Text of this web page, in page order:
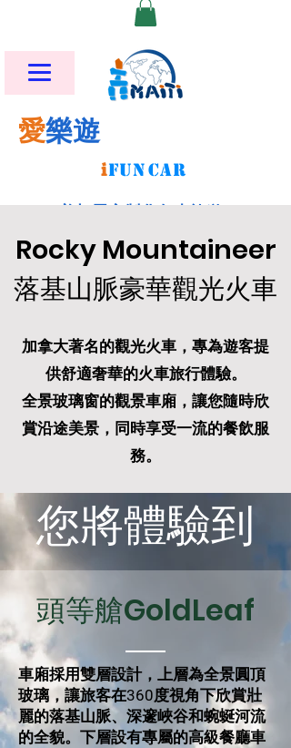
愛樂遊
iFUNCAR
Rocky Mountaineer
落基山脈豪華觀光火車
加拿大著名的觀光火車，專為遊客提
供舒適奢華的火車旅行體驗。
全景玻璃窗的觀景車廂，讓您隨時欣
賞沿途美景，同時享受一流的餐飲服
務。
您將體驗到
頭等艙GoldLeaf
車廂採用雙層設計，上層為全景圓頂
玻璃，讓旅客在360度視角下欣賞壯
麗的落基山脈、深邃峽谷和蜿蜒河流
的全貌。下層設有專屬的高級餐廳車